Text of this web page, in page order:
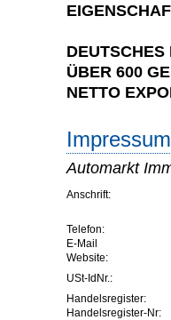
DEUTSCHES
ÜBER 600
NETTO
Automarkt
Anschrift:
Telefon:
E-Mail
Website:
USt-IdNr.:
Handelsregister:
Handelsregister-Nr: